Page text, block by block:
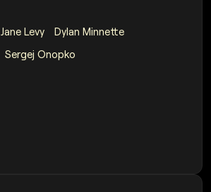
Jane Levy
Dylan Minnette
Sergej Onopko